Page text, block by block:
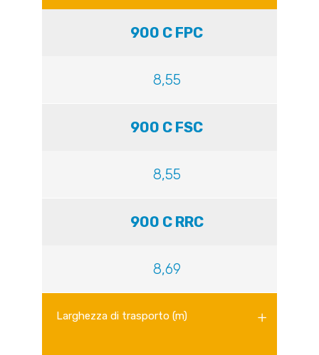
900 C FPC
8,55
900 C FSC
8,55
900 C RRC
8,69
Larghezza di trasporto (m)